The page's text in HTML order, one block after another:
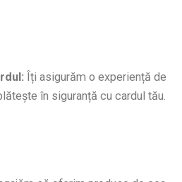
Îți asigurăm o experiență de
în siguranță cu cardul tău.